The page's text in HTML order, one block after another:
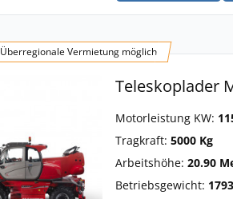
Überregionale Vermietung möglich
Teleskoplader
Motorleistung KW:
Tragkraft: 5000 Kg
Arbeitshöhe: 20.90
Betriebsgewicht: